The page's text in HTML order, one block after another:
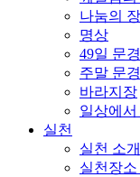
나눔의 장
명상
49일 문
주말 문경
바라지장
일상에서
실천
실천 소개
실천장소